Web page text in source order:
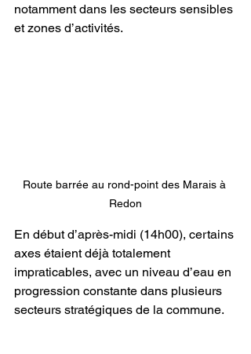
notamment dans les secteurs sensibles
et zones d’activités.
Route barrée au rond-point des Marais à
Redon
En début d’après-midi (14h00), certains
axes étaient déjà totalement
impraticables, avec un niveau d’eau en
progression constante dans plusieurs
secteurs stratégiques de la commune.